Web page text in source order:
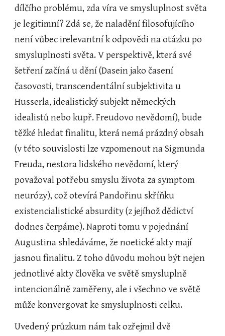
dílčího problému, zda víra ve smysluplnost světa
je legitimní? Zdá se, že naladění filosofujícího
není vůbec irelevantní k odpovědi na otázku po
smysluplnosti světa. V perspektivě, která své
šetření začíná u dění (Dasein jako časení
časovosti, transcendentální subjektivita u
Husserla, idealistický subjekt německých
idealistů nebo kupř. Freudovo nevědomí), bude
těžké hledat finalitu, která nemá prázdný obsah
(v této souvislosti lze vzpomenout na Sigmunda
Freuda, nestora lidského nevědomí, který
považoval potřebu smyslu života za symptom
neurózy), což otevírá Pandořinu skříňku
existencialistické absurdity (z jejíhož dědictví
dodnes čerpáme). Naproti tomu v pojednání
Augustina shledáváme, že noetické akty mají
jasnou finalitu. Z toho důvodu mohou být nejen
jednotlivé akty člověka ve světě smysluplně
intencionálně zaměřeny, ale i všechno ve světě
může konvergovat ke smysluplnosti celku.
Uvedený průzkum nám tak ozřejmil dvě